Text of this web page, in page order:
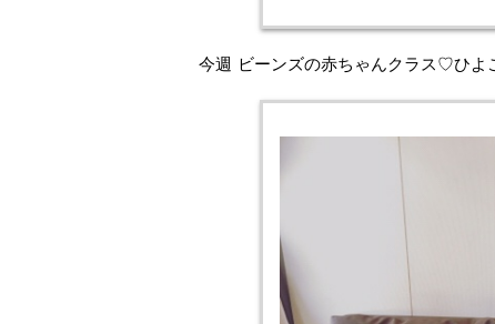
今週 ビーンズの赤ちゃんクラス♡ひよ